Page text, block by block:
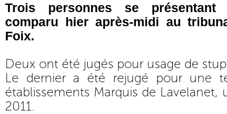
Trois personnes se
comparu hier après-midi au
Foix.
Deux ont été jugés pour usage de
Le dernier a été rejugé pour une
établissements Marquis de Lavelanet,
2011.